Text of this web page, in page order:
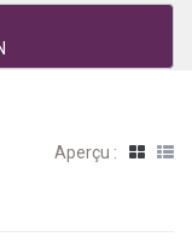
Aperçu :